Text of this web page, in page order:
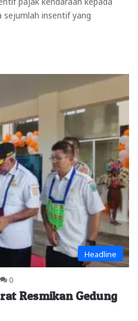
sejumlah insentif yang
Headline
0
Resmikan Gedung